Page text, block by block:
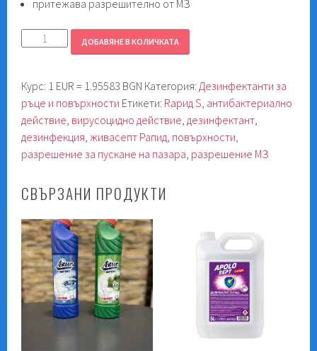
притежава разрешително от МЗ
количество
за
повърхности
Живасепт
Рапид
S
туба
ДОБАВЯНЕ В КОЛИЧКАТА
Курс: 1 EUR = 1.95583 BGN Категория:Дезинфектанти за
ръце и повърхности Етикети: Rapид S, антибактериално
действие, вирусоцидно действие,дезинфектант,
дезинфекция,живасепт Рапид, повърхности,
разрешение за пускане на пазара, разрешение МЗ
СВЪРЗАНИ ПРОДУКТИ